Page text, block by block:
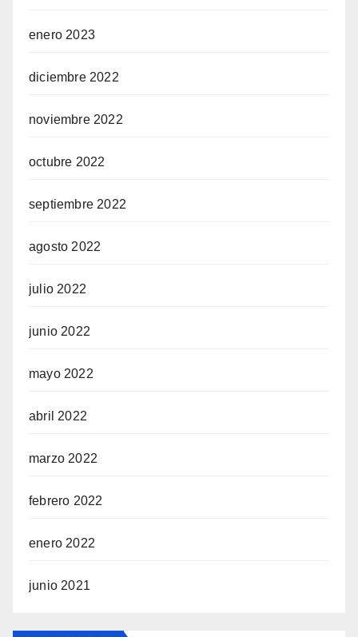
enero 2023
diciembre 2022
noviembre 2022
octubre 2022
septiembre 2022
agosto 2022
julio 2022
junio 2022
mayo 2022
abril 2022
marzo 2022
febrero 2022
enero 2022
junio 2021